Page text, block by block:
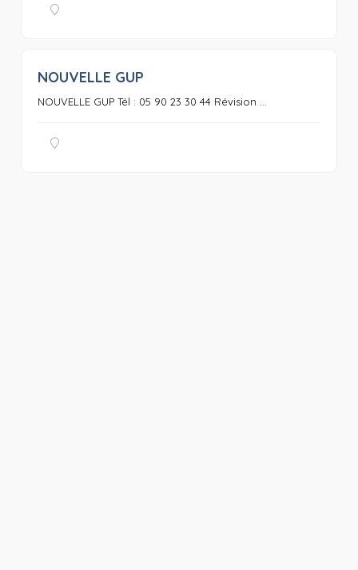
NOUVELLE GUP
NOUVELLE GUP Tél : 05 90 23 30 44 Révision ...